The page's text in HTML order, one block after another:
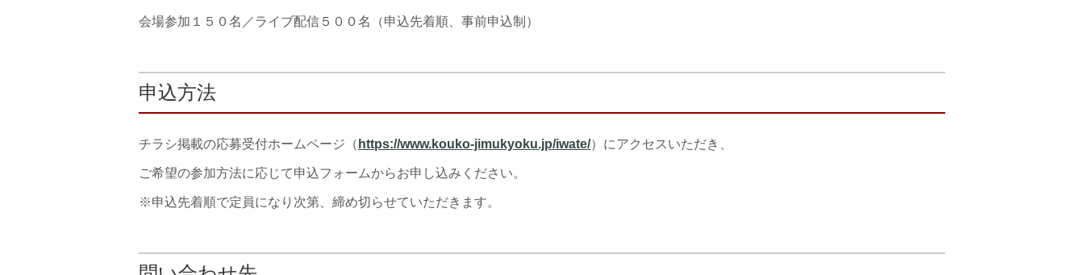
会場参加１５０名／ライブ配信５００名（申込先着順、事前申込制）
申込方法
チラシ掲載の応募受付ホームページ（ https://www.kouko-jimukyoku.jp/iwate/）にアクセスいただき、
ご希望の参加方法に応じて申込フォームからお申し込みください。
※申込先着順で定員になり次第、締め切らせていただきます。